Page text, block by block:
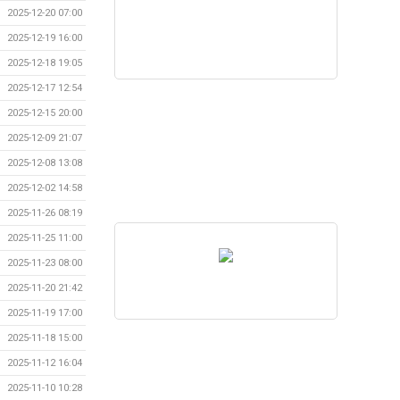
2025-12-20 07:00
2025-12-19 16:00
2025-12-18 19:05
2025-12-17 12:54
2025-12-15 20:00
2025-12-09 21:07
2025-12-08 13:08
2025-12-02 14:58
2025-11-26 08:19
2025-11-25 11:00
2025-11-23 08:00
2025-11-20 21:42
2025-11-19 17:00
2025-11-18 15:00
2025-11-12 16:04
2025-11-10 10:28